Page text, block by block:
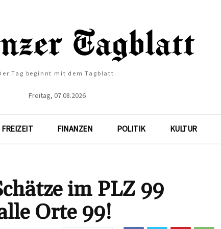
Tag beginnt mit dem Tagblatt.
Freitag, 07.08.2026
FREIZEIT FINANZEN POLITIK KULTUR
im PLZ 99
Orte 99!